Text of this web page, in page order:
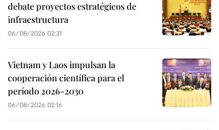
debate proyectos estratégicos de
infraestructura
06/08/2026 02:31
Vietnam y Laos impulsan la
cooperación científica para el
período 2026-2030
06/08/2026 02:16